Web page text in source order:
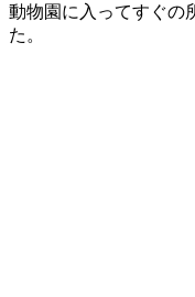
動物園に入ってすぐの
た。